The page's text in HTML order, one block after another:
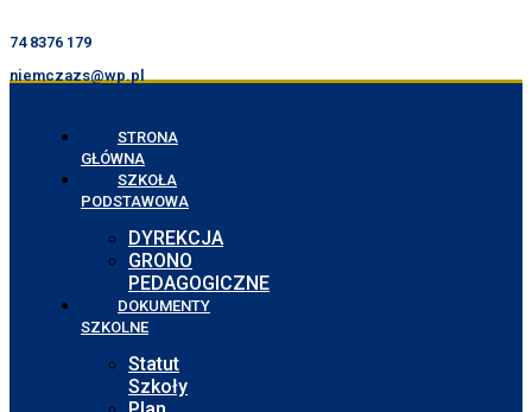
74 8376 179
niemczazs@wp.pl
STRONA
GŁÓWNA
SZKOŁA
PODSTAWOWA
DYREKCJA
GRONO
PEDAGOGICZNE
DOKUMENTY
SZKOLNE
Statut
Szkoły